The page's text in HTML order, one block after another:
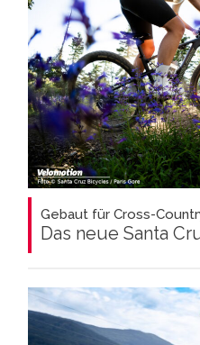
Gebaut für Cross-
Das neue Santa